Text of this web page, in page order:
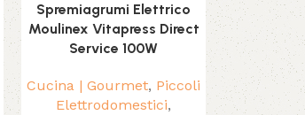
Spremiagrumi Elettrico
Moulinex Vitapress Direct
Service 100W
Cucina | Gourmet, Piccoli
Elettrodomestici,
Zaino
20
Casa |
e